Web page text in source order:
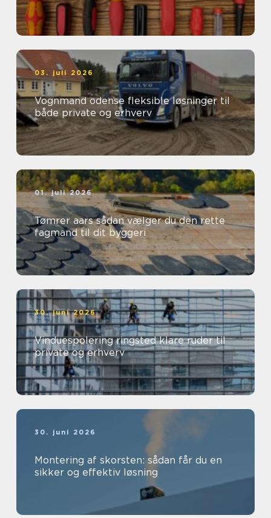
03. juli 2026
Vognmand odense fleksible løsninger til
både private og erhverv
01. juli 2026
Tømrer aars sådan vælger du den rette
fagmand til dit byggeri
30. juni 2026
Vinduespolering ringsted klare ruder til
private og erhverv
30. juni 2026
Montering af skorsten: sådan får du en
sikker og effektiv løsning